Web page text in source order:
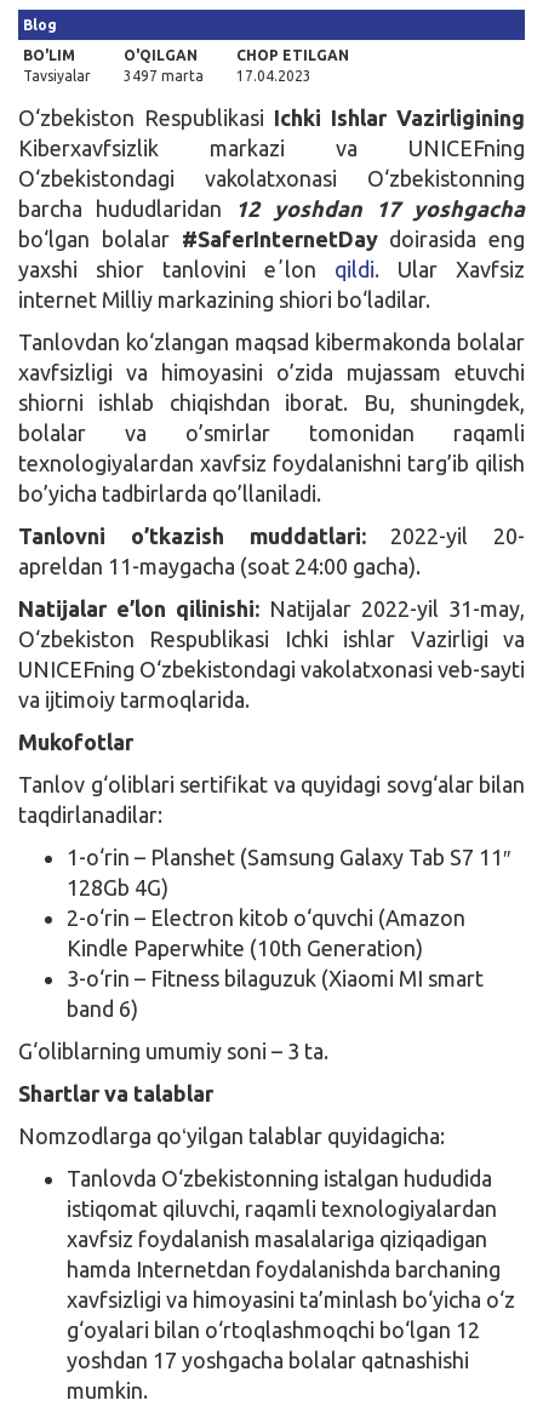
Blog
BO'LIM
Tavsiyalar
O'QILGAN
3497 marta
CHOP ETILGAN
17.04.2023
O‘zbekiston Respublikasi Ichki Ishlar Vazirligining
Kiberxavfsizlik markazi va UNICEFning
O‘zbekistondagi vakolatxonasi O‘zbekistonning
barcha hududlaridan
12 yoshdan 17 yoshgacha
bo‘lgan bolalar #SaferInternetDaydoirasida eng
yaxshi shior tanlovini eʼlon qildi. Ular Xavfsiz
internet Milliy markazining shiori bo‘ladilar.
Tanlovdan ko‘zlangan maqsad kibermakonda bolalar
xavfsizligi va himoyasini o’zida mujassam etuvchi
shiorni ishlab chiqishdan iborat. Bu, shuningdek,
bolalar va o’smirlar tomonidan raqamli
texnologiyalardan xavfsiz foydalanishni targ’ib qilish
bo’yicha tadbirlarda qo’llaniladi.
Tanlovni o’tkazish muddatlari: 2022-yil 20-
apreldan 11-maygacha (soat 24:00 gacha).
Natijalar e’lon qilinishi: Natijalar 2022-yil 31-may,
O‘zbekiston Respublikasi Ichki ishlar Vazirligi va
UNICEFning O‘zbekistondagi vakolatxonasi veb-sayti
va ijtimoiy tarmoqlarida.
Mukofotlar
Tanlov g‘oliblari sertifikat va quyidagi sovg‘alar bilan
taqdirlanadilar:
1-o‘rin – Planshet (Samsung Galaxy Tab S7 11″
128Gb 4G)
2-o‘rin – Electron kitob o‘quvchi (Amazon
Kindle Paperwhite (10th Generation)
3-o‘rin – Fitness bilaguzuk (Xiaomi MI smart
band 6)
G‘oliblarning umumiy soni – 3 ta.
Shartlar va talablar
Nomzodlarga qoʻyilgan talablar quyidagicha:
Tanlovda O‘zbekistonning istalgan hududida
istiqomat qiluvchi, raqamli texnologiyalardan
xavfsiz foydalanish masalalariga qiziqadigan
hamda Internetdan foydalanishda barchaning
xavfsizligi va himoyasini ta’minlash bo‘yicha o‘z
g‘oyalari bilan o‘rtoqlashmoqchi bo‘lgan 12
yoshdan 17 yoshgacha bolalar qatnashishi
mumkin.